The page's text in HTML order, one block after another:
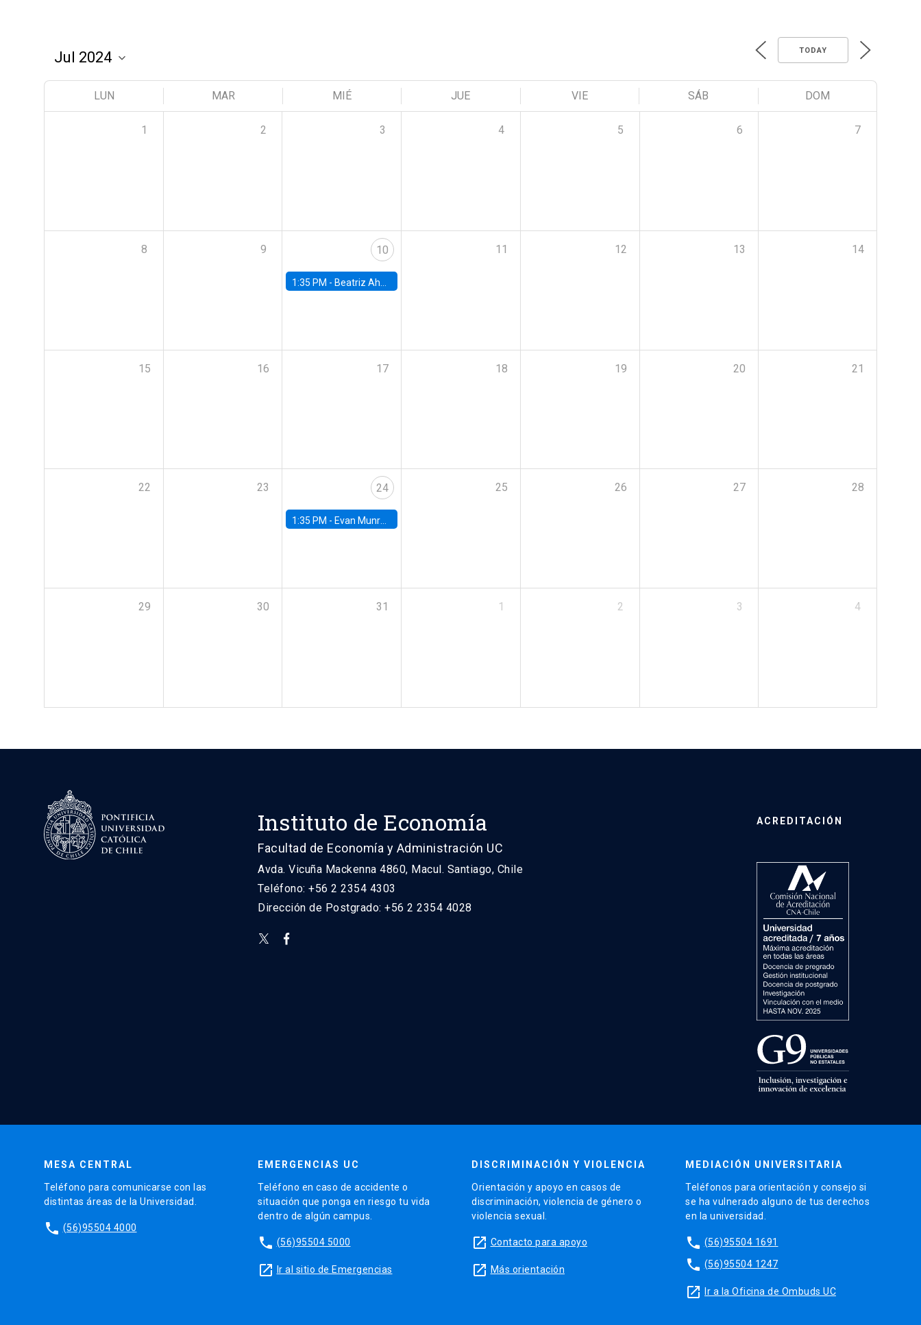
TODAY
LUN MAR MIÉ JUE VIE SÁB DOM
1 2 3 4 5 6 7
8 9 10
1:35 PM - Beatriz Ahumada, PhD candidate, Universidad de Pittsburgh
11 12 13 14
15 16 17 18 19 20 21
22 23 24
1:35 PM - Evan Munro, Neyman Visiting Assistant Professor in the Department of Statistics at UC Berkeley
25 26 27 28
29 30 31 1 2 3 4
Instituto de Economía
Facultad de Economía y Administración UC
Avda. Vicuña Mackenna 4860, Macul. Santiago, Chile
Teléfono: +56 2 2354 4303
Dirección de Postgrado: +56 2 2354 4028
ACREDITACIÓN
MESA CENTRAL
Teléfono para comunicarse con las
distintas áreas de la Universidad.
phone (56)95504 4000
EMERGENCIAS UC
Teléfono en caso de accidente o
situación que ponga en riesgo tu vida
dentro de algún campus.
phone (56)95504 5000
launch Ir al sitio de Emergencias
DISCRIMINACIÓN Y VIOLENCIA
Orientación y apoyo en casos de
discriminación, violencia de género o
violencia sexual.
launch Contacto para apoyo
launch Más orientación
MEDIACIÓN UNIVERSITARIA
Teléfonos para orientación y consejo si
se ha vulnerado alguno de tus derechos
en la universidad.
phone (56)95504 1691
phone (56)95504 1247
launch Ir a la Oficina de Ombuds UC